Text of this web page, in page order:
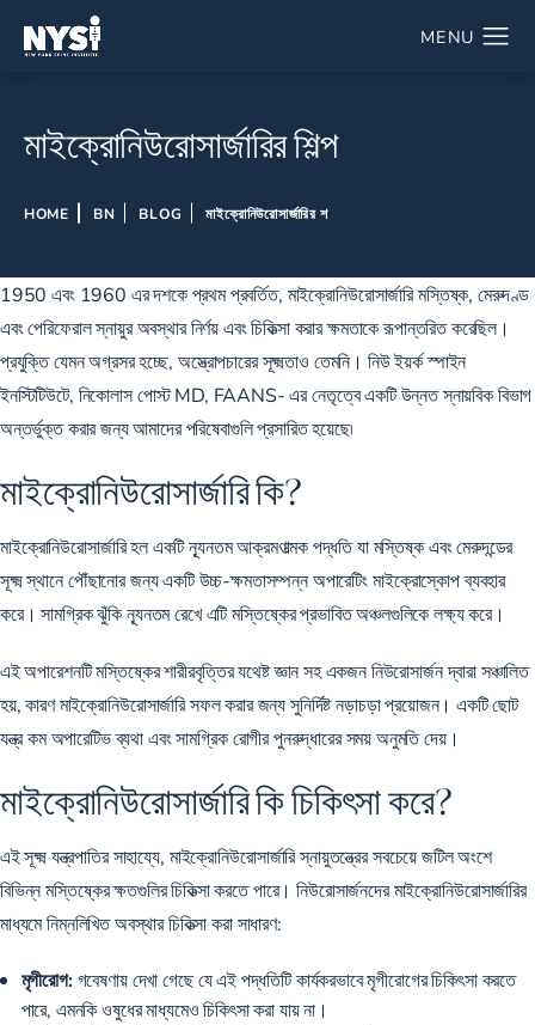
মাইক্রোনিউরোসার্জারির শিল্প
HOME BN BLOG মাইক্রোনিউরোসার্জারির শ
1950 এবং 1960 এর দশকে প্রথম প্রবর্তিত, মাইক্রোনিউরোসার্জারি মস্তিষ্ক, মেরুদণ্ড
এবং পেরিফেরাল স্নায়ুর অবস্থার নির্ণয় এবং চিকিত্সা করার ক্ষমতাকে রূপান্তরিত করেছিল।
প্রযুক্তি যেমন অগ্রসর হচ্ছে, অস্ত্রোপচারের সূক্ষ্মতাও তেমনি। নিউ ইয়র্ক স্পাইন
ইনস্টিটিউটে, নিকোলাস পোস্ট MD, FAANS-এর নেতৃত্বে একটি উন্নত স্নায়বিক বিভাগ
অন্তর্ভুক্ত করার জন্য আমাদের পরিষেবাগুলি প্রসারিত হয়েছে৷
মাইক্রোনিউরোসার্জারি কি?
মাইক্রোনিউরোসার্জারি হল একটি ন্যূনতম আক্রমণাত্মক পদ্ধতি যা মস্তিষ্ক এবং মেরুদন্ডের
সূক্ষ্ম স্থানে পৌঁছানোর জন্য একটি উচ্চ-ক্ষমতাসম্পন্ন অপারেটিং মাইক্রোস্কোপ ব্যবহার
করে। সামগ্রিক ঝুঁকি ন্যূনতম রেখে এটি মস্তিষ্কের প্রভাবিত অঞ্চলগুলিকে লক্ষ্য করে।
এই অপারেশনটি মস্তিষ্কের শারীরবৃত্তির যথেষ্ট জ্ঞান সহ একজন নিউরোসার্জন দ্বারা সঞ্চালিত
হয়, কারণ মাইক্রোনিউরোসার্জারি সফল করার জন্য সুনির্দিষ্ট নড়াচড়া প্রয়োজন। একটি ছোট
যন্ত্র কম অপারেটিভ ব্যথা এবং সামগ্রিক রোগীর পুনরুদ্ধারের সময় অনুমতি দেয়।
মাইক্রোনিউরোসার্জারি কি চিকিৎসা করে?
এই সূক্ষ্ম যন্ত্রপাতির সাহায্যে, মাইক্রোনিউরোসার্জারি স্নায়ুতন্ত্রের সবচেয়ে জটিল অংশে
বিভিন্ন মস্তিষ্কের ক্ষতগুলির চিকিত্সা করতে পারে। নিউরোসার্জনদের মাইক্রোনিউরোসার্জারির
মাধ্যমে নিম্নলিখিত অবস্থার চিকিত্সা করা সাধারণ:
মৃগীরোগ:গবেষণায় দেখা গেছে যে এই পদ্ধতিটিকার্যকরভাবে মৃগীরোগের চিকিৎসাকরতে
পারে, এমনকি ওষুধের মাধ্যমেও চিকিৎসা করা যায় না।